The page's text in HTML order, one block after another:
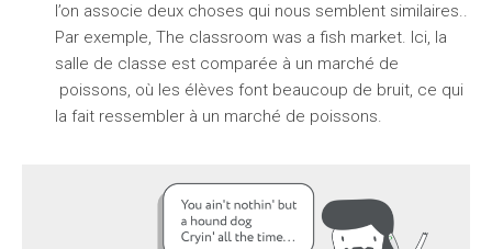
l’on associe deux choses qui nous semblent similaires..
Par exemple, The classroom was a fish market. Ici, la
salle de classe est comparée à un marché de
poissons, où les élèves font beaucoup de bruit, ce qui
la fait ressembler à un marché de poissons.